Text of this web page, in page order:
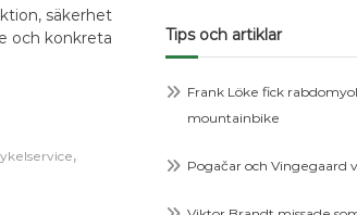
service
till
cykelverkstad
säkerhet
och konkreta
,
Tips och artiklar
Frank Löke fick
mountainbike
Pogačar och